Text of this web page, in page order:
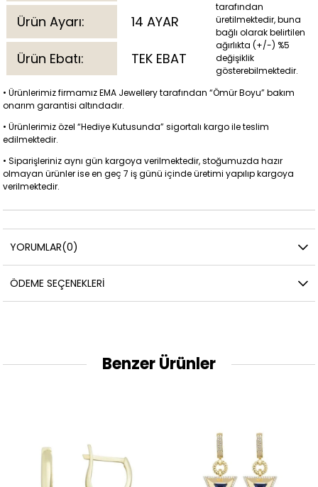
Ürün Ayarı: 14 AYAR
Ürün Ebatı: TEK EBAT
tarafından
üretilmektedir, buna
bağlı olarak belirtilen
ağırlıkta (+/-) %5
değişiklik
gösterebilmektedir.
• Ürünlerimiz firmamız EMA Jewellery tarafından “Ömür Boyu” bakım
onarım garantisi altındadır.
• Ürünlerimiz özel “Hediye Kutusunda” sigortalı kargo ile teslim
edilmektedir.
• Siparişleriniz aynı gün kargoya verilmektedir, stoğumuzda hazır
olmayan ürünler ise en geç 7 iş günü içinde üretimi yapılıp kargoya
verilmektedir.
YORUMLAR(0)
ÖDEME SEÇENEKLERI
Benzer Ürünler